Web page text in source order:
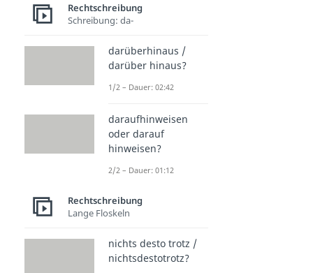
Rechtschreibung
Schreibung: da-
darüberhinaus /
darüber hinaus?
1/2 – Dauer: 02:42
daraufhinweisen
oder darauf
hinweisen?
2/2 – Dauer: 01:12
Rechtschreibung
Lange Floskeln
nichts desto trotz /
nichtsdestotrotz?